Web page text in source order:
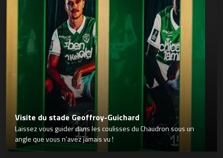
Visite du stade Geoffroy-Guichard
Laissez vous guider dans les coulisses du Chaudron sous un
angle que vous n’avez jamais vu !